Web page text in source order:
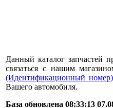
Данный каталог запчастей
связаться с нашим
(Идентификационный номер)
Вашего автомобиля.
База обновлена 08:33:13